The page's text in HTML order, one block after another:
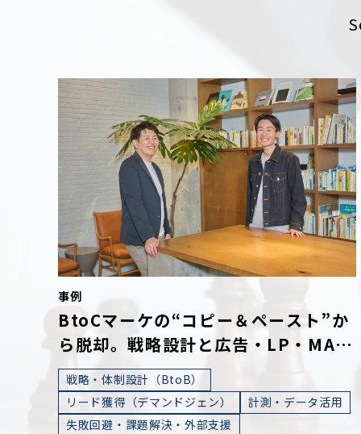
事例
BtoCマーケの“コピー＆ペースト”か
ら脱却。戦略設計と広告・LP・MAな
どの全方位施策で得た成果とは
戦略・体制設計（BtoB）
リード獲得（デマンドジェン）
計測・データ活用
失敗回避・課題解決・外部支援